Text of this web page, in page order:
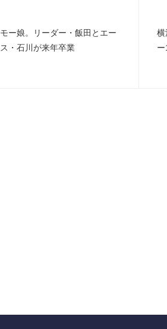
モー娘。リーダー・飯田とエー
ス・石川が来年卒業
横
ー